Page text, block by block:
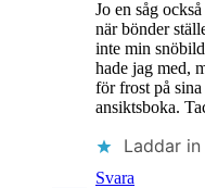
Jo en såg
när bönder
inte min
hade jag med,
för frost på
ansiktsboka.
Laddar
Svara